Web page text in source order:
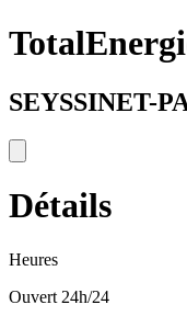
SEYSSINET-
Détails
Heures
Ouvert 24h/24